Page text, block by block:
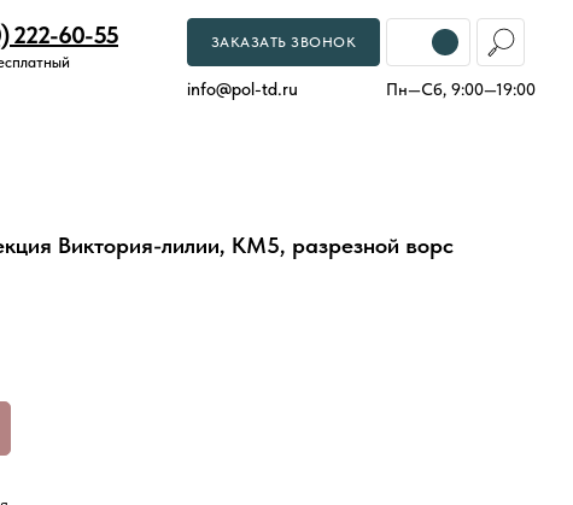
ЗАКАЗАТЬ ЗВОНОК
222-60-55
Пн—Сб, 9:00—19:00
info@pol-td.ru
Виктория-лилии, КМ5, разрезной ворс